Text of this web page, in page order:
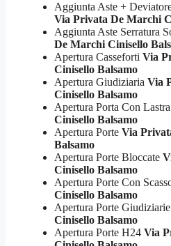
Aggiunta Aste +
Via Privata De Marchi
Aggiunta Aste Serratura
De Marchi Cinisello
Apertura Casseforti Via
Cinisello Balsamo
Apertura Giudiziaria Via
Cinisello Balsamo
Apertura Porta Con Lastra
Cinisello Balsamo
Apertura Porte Via
Balsamo
Apertura Porte Bloccate
Cinisello Balsamo
Apertura Porte Con
Cinisello Balsamo
Apertura Porte Giudiziarie
Cinisello Balsamo
Apertura Porte H24 Via